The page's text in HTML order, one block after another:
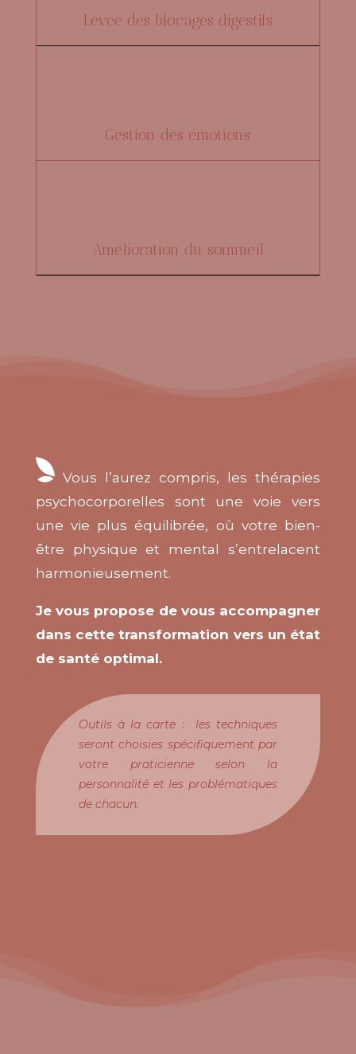
Levée des blocages digestifs
Gestion des émotions
Amélioration du sommeil
Vous l’aurez compris, les thérapies
psychocorporelles sont une voie vers
une vie plus équilibrée, où votre bien-
être physique et mental s’entrelacent
harmonieusement.
Je vous propose de vous accompagner
dans cette transformation vers un état
de santé optimal.
Outils à la carte : les techniques
seront choisies spécifiquement par
votre praticienne selon la
personnalité et les problématiques
de chacun.